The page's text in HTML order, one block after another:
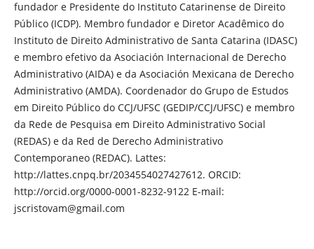
fundador e Presidente do Instituto Catarinense de Direito
Público (ICDP). Membro fundador e Diretor Acadêmico do
Instituto de Direito Administrativo de Santa Catarina (IDASC)
e membro efetivo da Asociación Internacional de Derecho
Administrativo (AIDA) e da Asociación Mexicana de Derecho
Administrativo (AMDA). Coordenador do Grupo de Estudos
em Direito Público do CCJ/UFSC (GEDIP/CCJ/UFSC) e membro
da Rede de Pesquisa em Direito Administrativo Social
(REDAS) e da Red de Derecho Administrativo
Contemporaneo (REDAC). Lattes:
http://lattes.cnpq.br/2034554027427612. ORCID:
http://orcid.org/0000-0001-8232-9122 E-mail:
jscristovam@gmail.com